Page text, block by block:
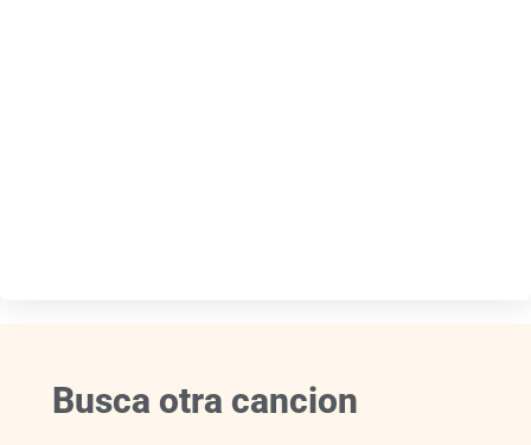
Busca otra cancion